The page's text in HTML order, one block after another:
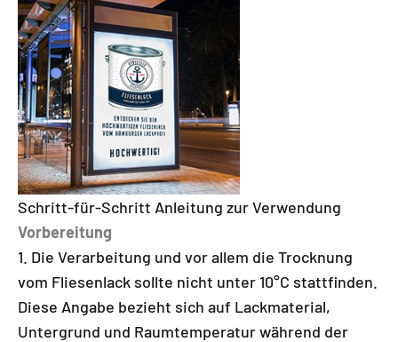
Schritt-für-Schritt Anleitung zur Verwendung
Vorbereitung
Die Verarbeitung und vor allem die Trocknung
vom Fliesenlack sollte nicht unter 10°C stattfinden.
Diese Angabe bezieht sich auf Lackmaterial,
Untergrund und Raumtemperatur während der